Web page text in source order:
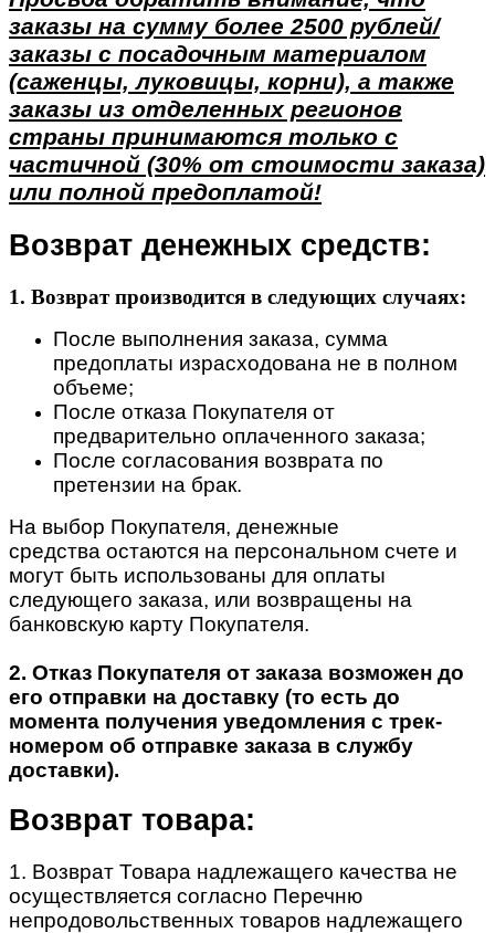
заказы на сумму более 2500 рублей/
заказы с посадочным материалом
(саженцы, луковицы, корни), а также
заказы из отделенных регионов
страны принимаются только с
частичной (30% от стоимости заказа)
или полной предоплатой!
Возврат денежных средств:
1. Возврат производится в следующих случаях:
После выполнения заказа, сумма
предоплаты израсходована не в полном
объеме;
После отказа Покупателя от
предварительно оплаченного заказа;
После согласования возврата по
претензии на брак.
На выбор Покупателя, денежные
средства остаются на персональном счете и
могут быть использованы для оплаты
следующего заказа, или возвращены на
банковскую карту Покупателя.
2. Отказ Покупателя от заказа возможен до
его отправки на доставку (то есть до
момента получения уведомления с трек-
номером об отправке заказа в службу
доставки).
Возврат товара:
1. Возврат Товара надлежащего качества не
осуществляется согласно Перечню
непродовольственных товаров надлежащего